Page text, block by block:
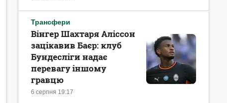
Трансфери
6 серпня 19:17
Вінгер Шахтаря Аліссон
зацікавив Баєр: клуб
Бундесліги надає
перевагу іншому
гравцю